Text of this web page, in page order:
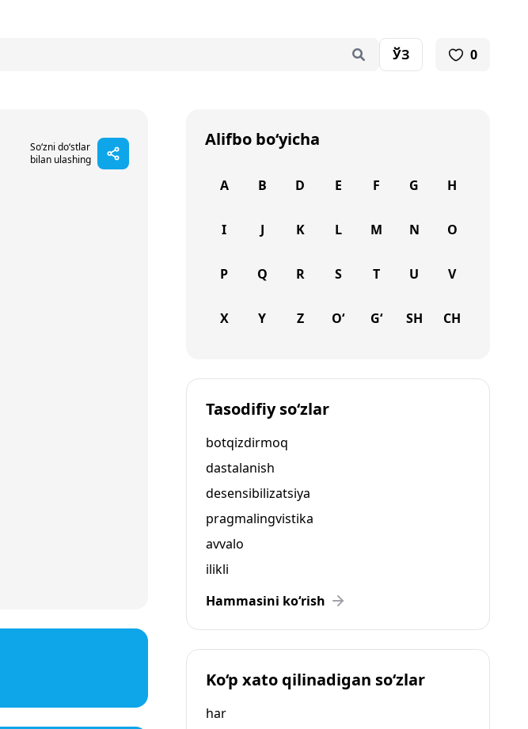
ЎЗ 0
So‘zni do‘stlar
bilan ulashing
Alifbo bo‘yicha
A B D E F G H
I J K L M N O
P Q R S T U V
X Y Z O‘ G‘ SH CH
Tasodifiy so‘zlar
botqizdirmoq
dastalanish
desensibilizatsiya
pragmalingvistika
avvalo
ilikli
Hammasini ko‘rish
Ko‘p xato qilinadigan so‘zlar
har